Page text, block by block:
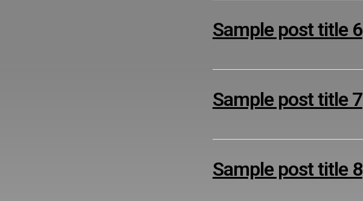
Sample post title 6
Sample post title 7
Sample post title 8